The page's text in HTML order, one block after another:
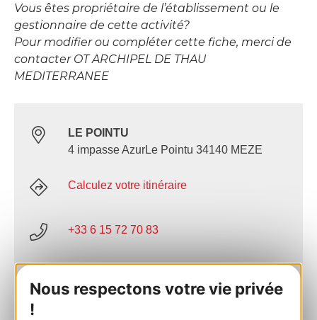
Nous respectons votre vie privée
!
Vous êtes propriétaire de l’établissement ou le
gestionnaire de cette activité?
Pour modifier ou compléter cette fiche, merci de
contacter OT ARCHIPEL DE THAU
MEDITERRANEE
LE POINTU
4 impasse AzurLe Pointu 34140 MEZE
Calculez votre itinéraire
+33 6 15 72 70 83